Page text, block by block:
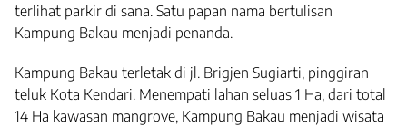
terlihat parkir di sana. Satu papan nama bertulisan
Kampung Bakau menjadi penanda.
Kampung Bakau terletak di jl. Brigjen Sugiarti, pinggiran
teluk Kota Kendari. Menempati lahan seluas 1 Ha, dari total
14 Ha kawasan mangrove, Kampung Bakau menjadi wisata